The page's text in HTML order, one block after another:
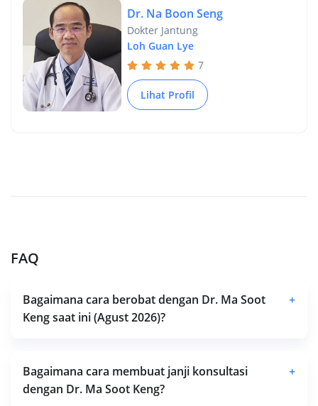
Dr. Na Boon Seng
Dokter Jantung
Loh Guan Lye
7
Lihat Profil
FAQ
Bagaimana cara berobat dengan Dr. Ma Soot
Keng saat ini (Agust 2026)?
+
Bagaimana cara membuat janji konsultasi
dengan Dr. Ma Soot Keng?
+